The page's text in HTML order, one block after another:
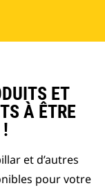
ET
À ÊTRE
!
et d’autres
pour votre